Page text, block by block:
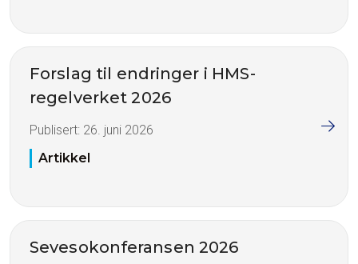
Forslag til endringer i HMS-
regelverket 2026
Publisert: 26. juni 2026
Artikkel
Sevesokonferansen 2026